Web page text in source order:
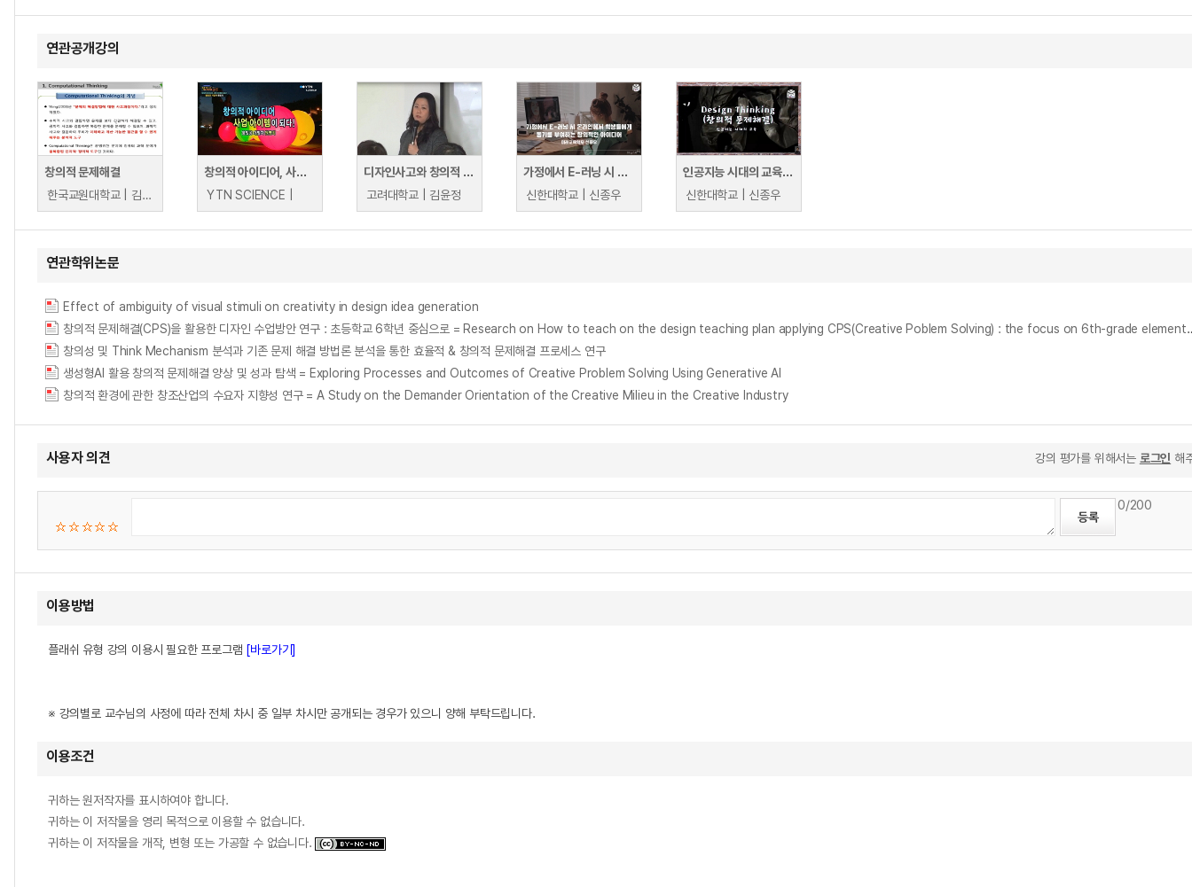
연관공개강의
창의적 문제해결
한국교원대학교 | 김성식
창의적 아이디어, 사업 아이템이 되다! - 불빛공 개발자 원명희
YTN SCIENCE |
디자인사고와 창의적 문제해결
고려대학교 | 김윤정
가정에서 E-러닝 시 온라인에서 학생들에게 동기를 부여하는 창의적인 아이디어
신한대학교 | 신종우
인공지능 시대의 교육은 Design Thinking(창의적 문제해결)
신한대학교 | 신종우
연관학위논문
Effect of ambiguity of visual stimuli on creativity in design idea generation
창의적 문제해결(CPS)을 활용한 디자인 수업방안 연구 : 초등학교 6학
창의성 및 Think Mechanism 분석과 기존 문제 해결 방법론 분석을 통한 효율적 & 창의적 문제해결 프로세스 연구
생성형AI 활용 창의적 문제해결 양상 및 성과 탐색 = Exploring Processes and Outcomes of Creative Problem Solving Using Generative AI
창의적 환경에 관한 창조산업의 수요자 지향성 연구 = A Study on the Demander Orientation of the Creative Milieu in the Creative Industry
사용자 의견 강의 평가를 위해서는 로그인 해
0/200
이용방법
플래쉬 유형 강의 이용시 필요한 프로그램 [바로가기]
※ 강의별로 교수님의 사정에 따라 전체 차시 중 일부 차시만 공개되는 경우가 있으니 양해 부탁드립니다.
이용조건
귀하는 원저작자를 표시하여야 합니다.
귀하는 이 저작물을 영리 목적으로 이용할 수 없습니다.
귀하는 이 저작물을 개작, 변형 또는 가공할 수 없습니다.